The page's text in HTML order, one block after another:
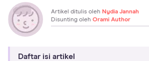
Artikel ditulis oleh Nydia Jannah
Disunting oleh Orami Author
Daftar isi artikel